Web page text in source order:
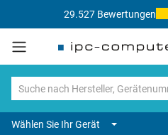
29.527 Bewertungen
Wählen Sie Ihr Gerät